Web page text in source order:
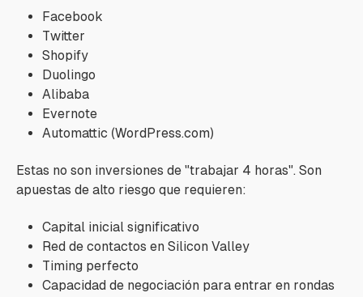
Facebook
Twitter
Shopify
Duolingo
Alibaba
Evernote
Automattic (WordPress.com)
Estas no son inversiones de "trabajar 4 horas". Son
apuestas de alto riesgo que requieren:
Capital inicial significativo
Red de contactos en Silicon Valley
Timing perfecto
Capacidad de negociación para entrar en rondas